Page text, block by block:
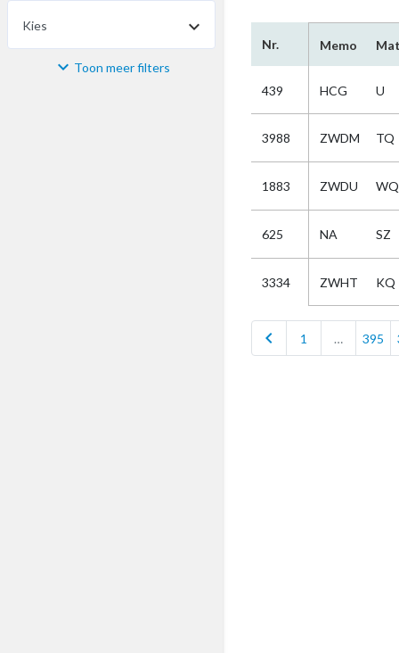
Kies
Materiaal Toon meer filters
Nr. Memo
439 HCG U
3988 ZWDM TQ
1883 ZWDU WQ
625 NA SZ
3334 ZWHT KQ
chevron_left 1 … 395